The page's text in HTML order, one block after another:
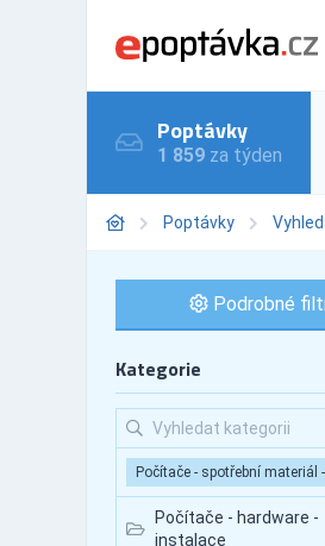
Poptávky
1 859 za týden
Poptávky
Podrobné
Kategorie
Počítače - spotřební materiál
Počítače - hardware -
instalace